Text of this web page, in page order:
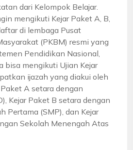
dari Kelompok Belajar.
mengikuti Kejar Paket A, B,
di lembaga Pusat
(PKBM) resmi yang
Pendidikan Nasional,
bisa mengikuti Ujian Kejar
ijazah yang diakui oleh
A setara dengan
Kejar Paket B setara dengan
Pertama (SMP), dan Kejar
Sekolah Menengah Atas